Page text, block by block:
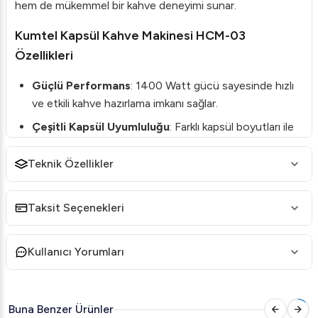
hem de mükemmel bir kahve deneyimi sunar.
Kumtel Kapsül Kahve Makinesi HCM-03
Özellikleri
Güçlü Performans: 1400 Watt gücü sayesinde hızlı
ve etkili kahve hazırlama imkanı sağlar.
Çeşitli Kapsül Uyumluluğu: Farklı kapsül boyutları ile
uyumlu, zengin kahve seçenekleri sunar.
Kapasite: 900 ml su haznesi kapasitesi, birden fazla
servis imkanı tanır.
Kullanıcı Dostu Tasarım
paneli ve otomatik kapsül çıkarma sistemi ile kolay
kullanım.
Güvenlik Önlemleri: Aşırı ısınma ve basınç koruma
Pratiklik: Çıkarılabilir su haznesi ve tepsi, kolay temizlik
Teknik Özellikler
Taksit Seçenekleri
Kullanıcı Yorumları
Buna Benzer Ürünler